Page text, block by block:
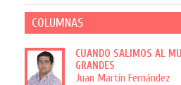
COLUMNAS
CUANDO SALIMOS AL
GRANDES
Juan Martín Fernández